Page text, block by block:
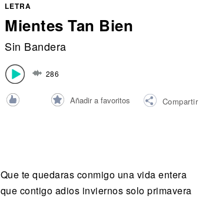
LETRA
Mientes Tan Bien
Sin Bandera
286
Añadir a favoritos Compartir
Que te quedaras conmigo una vida entera
que contigo adios inviernos solo primavera